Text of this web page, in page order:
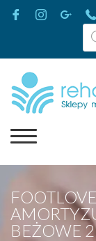
BEŻOWE